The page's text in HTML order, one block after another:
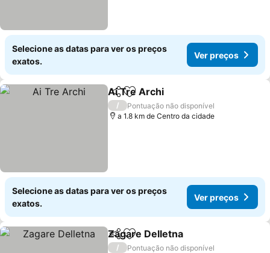
Selecione as datas para ver os preços
exatos.
Ver preços
PartilharAdicionar aos favoritos
Ai Tre Archi
/
Pontuação não disponível
a 1.8 km de Centro da cidade
Selecione as datas para ver os preços
exatos.
Ver preços
PartilharAdicionar aos favoritos
Zagare Delletna
/
Pontuação não disponível